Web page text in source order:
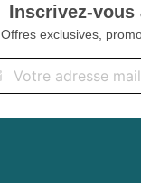
Inscrivez-
Offres exclusives,